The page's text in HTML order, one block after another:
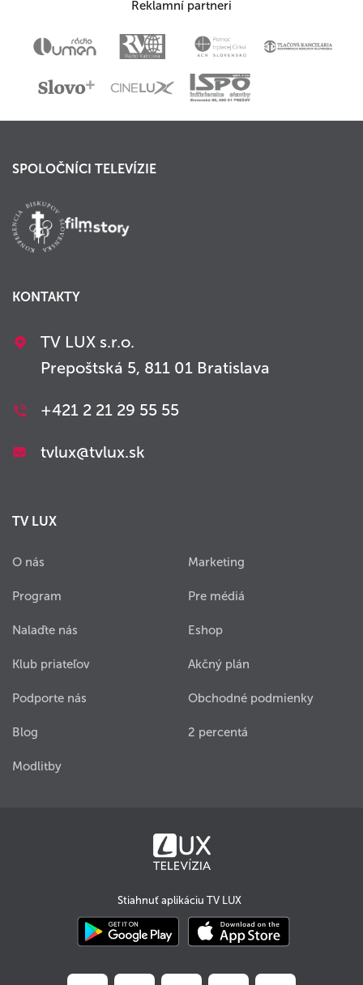
Reklamní partneri
SPOLOČNÍCI TELEVÍZIE
KONTAKTY
TV LUX s.r.o.
Prepoštská 5, 811 01 Bratislava
+421 2 21 29 55 55
tvlux@tvlux.sk
TV LUX
O nás
Program
Nalaďte nás
Klub priateľov
Podporte nás
Blog
Modlitby
Marketing
Pre médiá
Eshop
Akčný plán
Obchodné podmienky
2 percentá
Stiahnuť aplikáciu TV LUX